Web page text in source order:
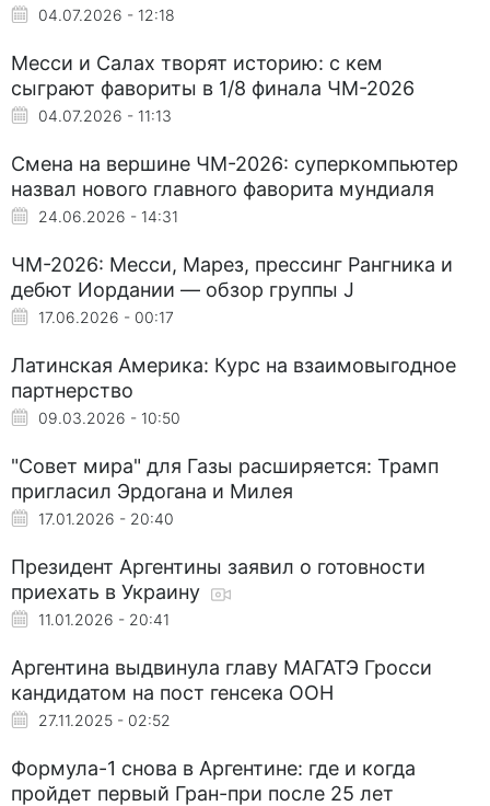
04.07.2026 - 12:18
Месси и Салах творят историю: с кем
сыграют фавориты в 1/8 финала ЧМ-2026
04.07.2026 - 11:13
Смена на вершине ЧМ-2026: суперкомпьютер
назвал нового главного фаворита мундиаля
24.06.2026 - 14:31
ЧМ-2026: Месси, Марез, прессинг Рангника и
дебют Иордании — обзор группы J
17.06.2026 - 00:17
Латинская Америка: Курс на взаимовыгодное
партнерство
09.03.2026 - 10:50
"Совет мира" для Газы расширяется: Трамп
пригласил Эрдогана и Милея
17.01.2026 - 20:40
Президент Аргентины заявил о готовности
приехать в Украину
11.01.2026 - 20:41
Аргентина выдвинула главу МАГАТЭ Гросси
кандидатом на пост генсека ООН
27.11.2025 - 02:52
Формула-1 снова в Аргентине: где и когда
пройдет первый Гран-при после 25 лет